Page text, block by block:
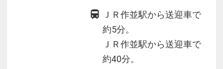
ＪＲ作並駅から送迎車で
約5分。
ＪＲ作並駅から送迎車で
約40分。